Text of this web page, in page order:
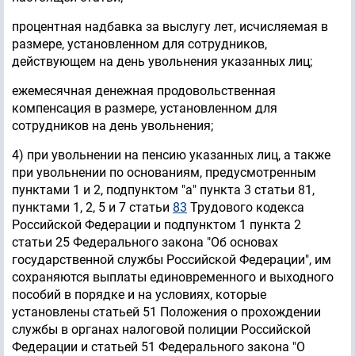
процентная надбавка за выслугу лет, исчисляемая в
размере, установленном для сотрудников,
действующем на день увольнения указанных лиц;
ежемесячная денежная продовольственная
компенсация в размере, установленном для
сотрудников на день увольнения;
4) при увольнении на пенсию указанных лиц, а также
при увольнении по основаниям, предусмотренным
пунктами 1 и 2, подпунктом "а" пункта 3 статьи 81,
пунктами 1, 2, 5 и 7 статьи 83 Трудового кодекса
Российской Федерации и подпунктом 1 пункта 2
статьи 25 Федерального закона "Об основах
государственной службы Российской Федерации", им
сохраняются выплаты единовременного и выходного
пособий в порядке и на условиях, которые
установлены статьей 51 Положения о прохождении
службы в органах налоговой полиции Российской
Федерации и статьей 51 Федерального закона "О